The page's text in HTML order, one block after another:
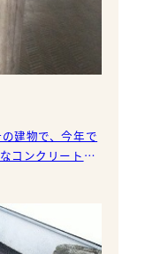
建物で、今年で
コンクリートの